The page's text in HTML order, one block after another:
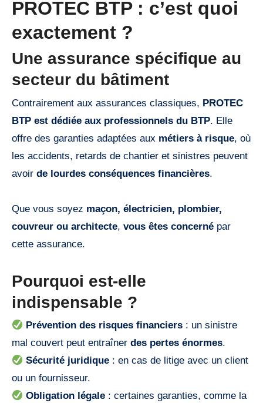
PROTEC BTP : c’est quoi
exactement ?
Une assurance spécifique au
secteur du bâtiment
Contrairement aux assurances classiques, PROTEC
BTP est dédiée aux professionnels du BTP. Elle
offre des garanties adaptées aux métiers à risque, où
les accidents, retards de chantier et sinistres peuvent
avoir de lourdes conséquences financières.
Que vous soyez maçon, électricien, plombier,
couvreur ou architecte, vous êtes concerné par
cette assurance.
Pourquoi est-elle
indispensable ?
Prévention des risques financiers : un sinistre
mal couvert peut entraîner des pertes énormes.
Sécurité juridique : en cas de litige avec un client
ou un fournisseur.
Obligation légale : certaines garanties, comme la